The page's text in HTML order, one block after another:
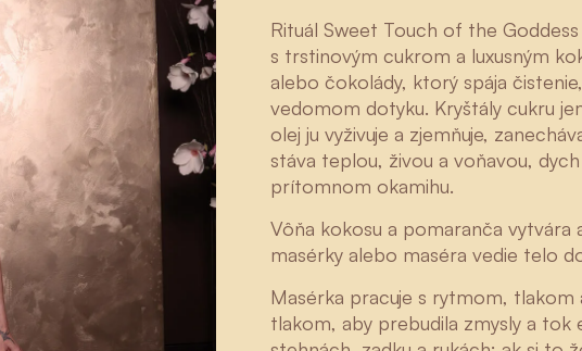
Rituál Sweet Touch of the
s trstinovým cukrom a luxusným
alebo čokolády, ktorý spája
vedomom dotyku. Kryštály cukru
olej ju vyživuje a zjemňuje,
stáva teplou, živou a voňavou,
prítomnom okamihu.
Vôňa kokosu a pomaranča
masérky alebo maséra vedie telo
Masérka pracuje s rytmom,
tlakom, aby prebudila zmysly a tok